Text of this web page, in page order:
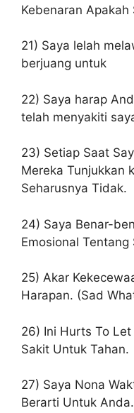
Kebenaran Apakah
21) Saya lelah
berjuang untuk
22) Saya harap
telah menyakiti
23) Setiap Saat
Mereka Tunjukkan
Seharusnya Tidak.
24) Saya Benar-
Emosional Tentang
25) Akar
Harapan. (Sad
26) Ini Hurts To
Sakit Untuk Tahan.
27) Saya Nona
Berarti Untuk Anda.